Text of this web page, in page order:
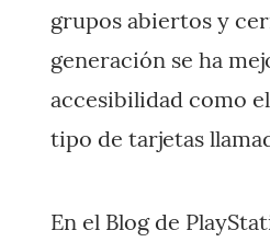
grupos abiertos y
generación se ha
accesibilidad como
tipo de tarjetas
En el Blog de